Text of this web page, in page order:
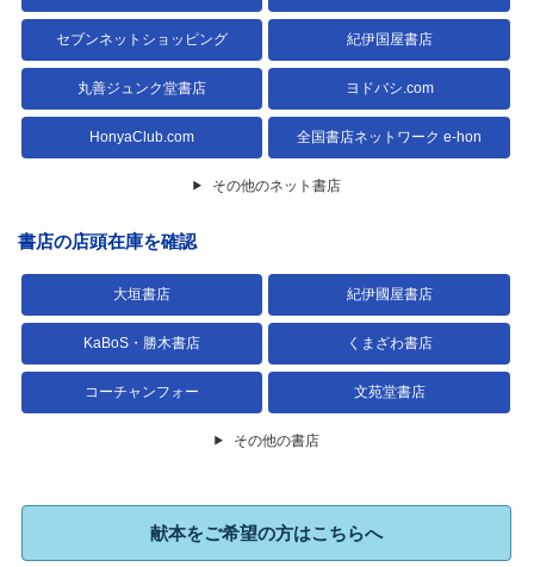
セブンネットショッピング 紀伊国屋書店
丸善ジュンク堂書店 ヨドバシ.com
HonyaClub.com 全国書店ネットワーク e-hon
その他のネット書店
書店の店頭在庫を確認
大垣書店 紀伊國屋書店
KaBoS・勝木書店 くまざわ書店
コーチャンフォー 文苑堂書店
その他の書店
献本をご希望の方はこちらへ